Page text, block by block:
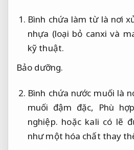
Bình chứa làm từ là nơi
nhựa (loại bỏ canxi và
kỹ thuật.
Bảo dưỡng.
Bình chứa nước muối là
muối đậm đặc, Phù
nghiệp. hoặc kali có lẽ
như một hóa chất thay